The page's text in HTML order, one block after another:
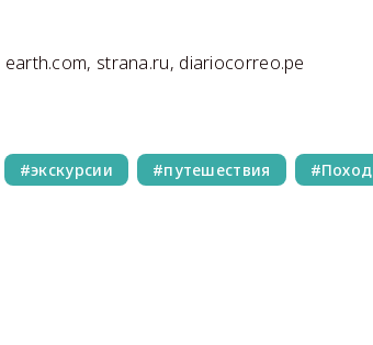
strana.ru, diariocorreo.pe
экскурсии путешествия Поход